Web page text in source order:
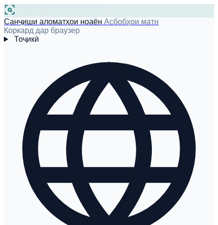
Санҷиши аломатҳои ноаён Асбобҳои матн
Коркард дар браузер
Тоҷикӣ